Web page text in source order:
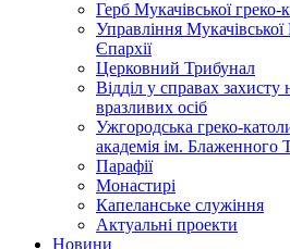
Герб Мукачівської греко-
Управління Мукачівської
Єпархії
Церковний Трибунал
Відділ у справах захисту
вразливих осіб
Ужгородська греко-
академія ім. Блаженного
Парафії
Монастирі
Капеланське служіння
Актуальні проекти
Новини